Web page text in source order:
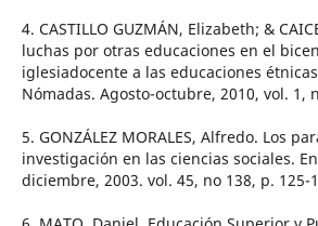
4. CASTILLO GUZMÁN, Elizabeth; &
luchas por otras educaciones en el
iglesiadocente a las educaciones
Nómadas. Agosto-octubre, 2010, vol. 1,
5. GONZÁLEZ MORALES, Alfredo. Los
investigación en las ciencias sociales.
diciembre, 2003. vol. 45, no 138, p. 125-